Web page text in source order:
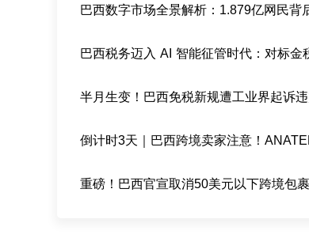
巴西数字市场全景解析：1.879亿网民背